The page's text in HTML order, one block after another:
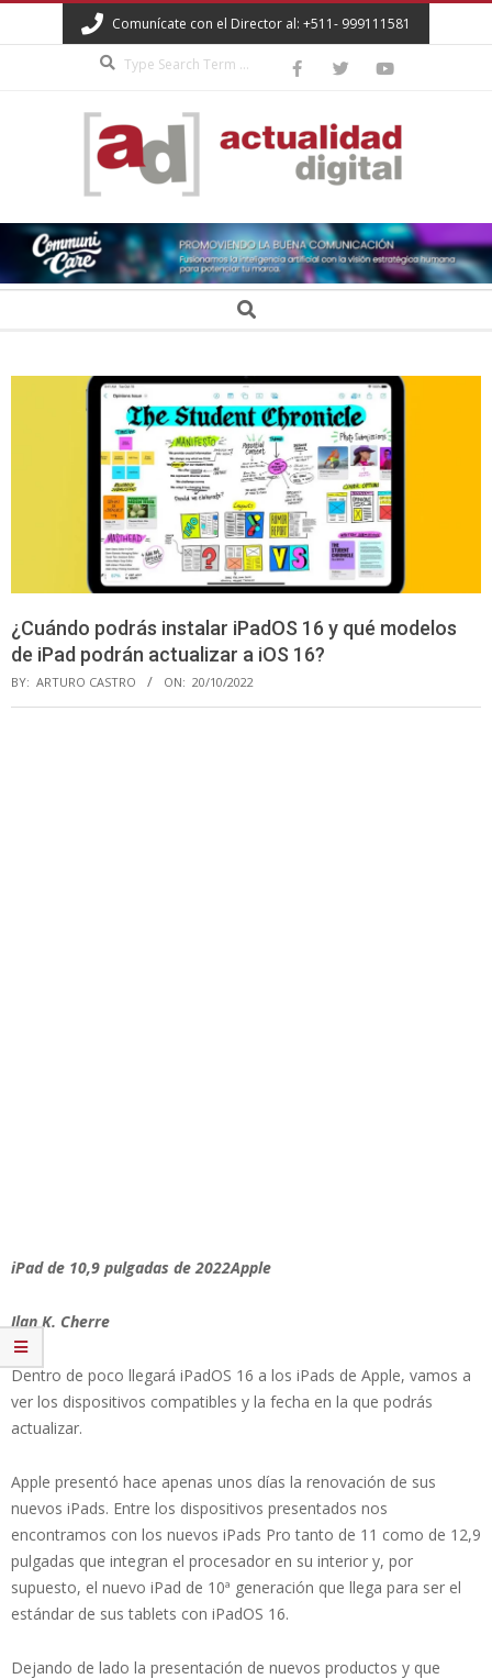
to
Comunícate con el Director al: +511- 999111581
ACTUALIDAD
DIGITAL Search
¿Cuándo podrás instalar iPadOS 16 y qué modelos
de iPad podrán actualizar a iOS 16?
BY: ARTURO CASTRO ON: 20/10/2022
iPad de 10,9 pulgadas de 2022Apple
Ilan K. Cherre
Dentro de poco llegará iPadOS 16 a los iPads de Apple, vamos a
ver los dispositivos compatibles y la fecha en la que podrás
actualizar.
Apple presentó hace apenas unos días la renovación de sus
nuevos iPads. Entre los dispositivos presentados nos
encontramos con los nuevos iPads Pro tanto de 11 como de 12,9
pulgadas que integran el procesador en su interior y, por
supuesto, el nuevo iPad de 10ª generación que llega para ser el
estándar de sus tablets con iPadOS 16.
Dejando de lado la presentación de nuevos productos y que